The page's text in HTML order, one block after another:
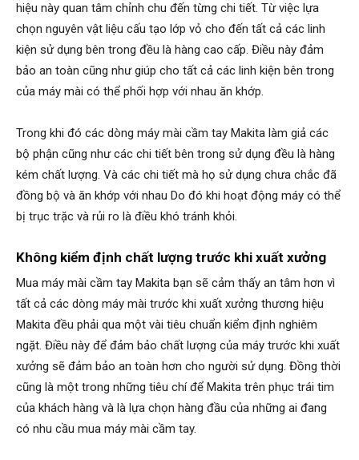
hiệu này quan tâm chỉnh chu đến từng chi tiết. Từ việc lựa
chọn nguyên vật liệu cấu tạo lớp vỏ cho đến tất cả các linh
kiện sử dụng bên trong đều là hàng cao cấp. Điều này đảm
bảo an toàn cũng như giúp cho tất cả các linh kiện bên trong
của máy mài có thể phối hợp với nhau ăn khớp.
Trong khi đó các dòng máy mài cầm tay Makita làm giả các
bộ phận cũng như các chi tiết bên trong sử dụng đều là hàng
kém chất lượng. Và các chi tiết mà họ sử dụng chưa chắc đã
đồng bộ và ăn khớp với nhau Do đó khi hoạt động máy có thể
bị trục trặc và rủi ro là điều khó tránh khỏi.
Không kiểm định chất lượng trước khi xuất xưởng
Mua máy mài cầm tay Makita bạn sẽ cảm thấy an tâm hơn vì
tất cả các dòng máy mài trước khi xuất xưởng thương hiệu
Makita đều phải qua một vài tiêu chuẩn kiểm định nghiêm
ngặt. Điều này để đảm bảo chất lượng của máy trước khi xuất
xưởng sẽ đảm bảo an toàn hơn cho người sử dụng. Đồng thời
cũng là một trong những tiêu chí để Makita trên phục trái tim
của khách hàng và là lựa chọn hàng đầu của những ai đang
có nhu cầu mua máy mài cầm tay.